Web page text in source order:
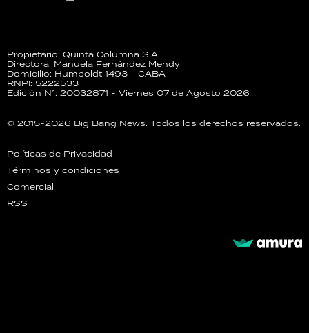
Propietario: Quinta Columna S.A.
Directora: Manuela Fernández Mendy
Domicilio: Humboldt 1493 - CABA
RNPI: 5222533
Edición N°: 20032871 - Viernes 07 de Agosto 2026
© 2015-2026 Big Bang News. Todos los derechos reservados.
Políticas de Privacidad
Términos y condiciones
Comercial
RSS